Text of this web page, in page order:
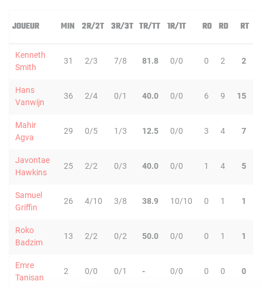
JOUEUR MIN 2R/2T 3R/3T TR/TT 1R/1T RO RD RT
Kenneth
Smith
31 2/3 7/8 81.8 0/0 0 2 2
Hans
Vanwijn
36 2/4 0/1 40.0 0/0 6 9 15
Mahir
Agva
29 0/5 1/3 12.5 0/0 3 4 7
Javontae
Hawkins
25 2/2 0/3 40.0 0/0 1 4 5
Samuel
Griffin
26 4/10 3/8 38.9 10/10 0 1 1
Roko
Badzim
13 2/2 0/2 50.0 0/0 0 1 1
Emre
Tanisan
2 0/0 0/1 - 0/0 0 0 0